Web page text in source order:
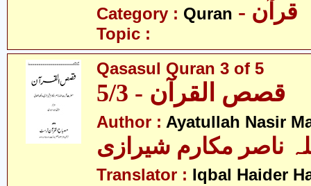
Category : Quran - قرآن
Topic :
Qasasul Quran 3 of 5
قصص القرآن - 5/3
Author : Ayatullah Nasir
ناصر مکارم شیرازی
Translator : Iqbal Haider